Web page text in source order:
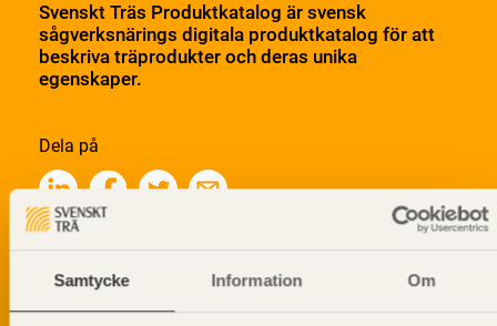
Samtycke Information Om
Svenskt Träs Produktkatalog är svensk
sågverksnärings digitala produktkatalog för att
beskriva träprodukter och deras unika
egenskaper.
Dela på
Prenumerera på Svenskt Träs
informationsutskick!